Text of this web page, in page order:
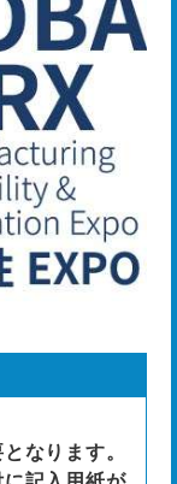
なります。